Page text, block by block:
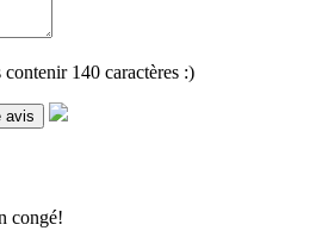
140 caractères :)
congé!